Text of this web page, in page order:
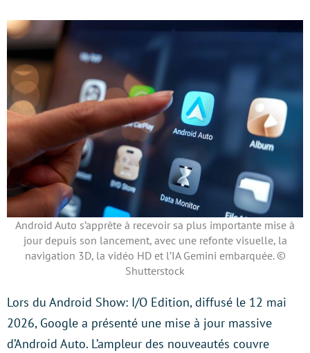
Android Auto s’apprête à recevoir sa plus importante mise à
jour depuis son lancement, avec une refonte visuelle, la
navigation 3D, la vidéo HD et l’IA Gemini embarquée. ©
Shutterstock
Lors du Android Show: I/O Edition, diffusé le 12 mai
2026, Google a présenté une mise à jour massive
d’Android Auto. L’ampleur des nouveautés couvre